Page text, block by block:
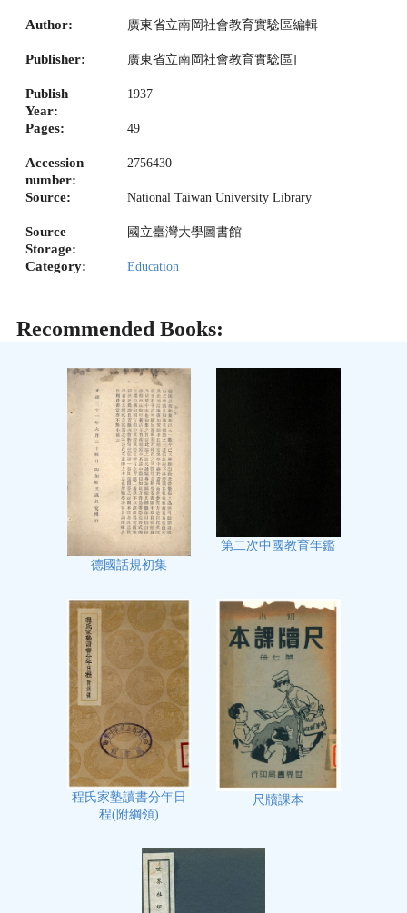
Author: 廣東省立南岡社會教育實騐區編輯
Publisher: 廣東省立南岡社會教育實騐區]
Publish
Year:
1937
Pages: 49
Accession
number:
2756430
Source: National Taiwan University Library
Source
Storage:
國立臺灣大學圖書館
Category: Education
Recommended Books:
德國話規初集
第二次中國教育年鑑
程氏家塾讀書分年日
程(附綱領)
尺牘課本